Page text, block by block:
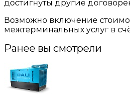
достигнуты другие
Возможно включение
межтерминальных услуг в
Ранее вы смотрели